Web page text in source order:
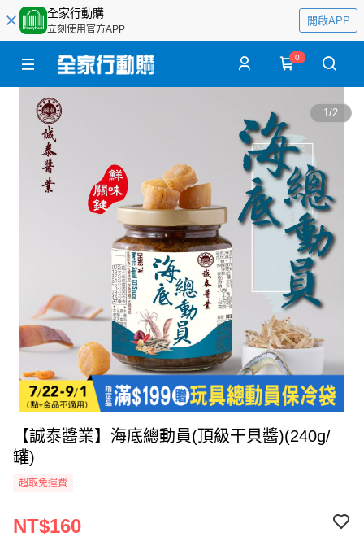
全家行動購
立刻使用官方APP
開啟APP
0
1/2
【誠泰醬業】海底總動員(頂級干貝醬)(240g/
罐)
超取免運費
NT$160